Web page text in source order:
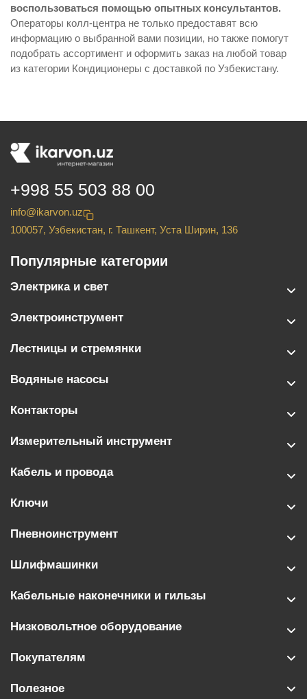
воспользоваться помощью опытных консультантов.
Операторы колл-центра не только предоставят всю
информацию о выбранной вами позиции, но также помогут
подобрать ассортимент и оформить заказ на любой товар
из категории Кондиционеры с доставкой по Узбекистану.
+998 55 503 88 00
info@ikarvon.uz
100057, Узбекистан, г. Ташкент, Уста Ширин, 136
Популярные категории
Электрика и свет
Электроинструмент
Лестницы и стремянки
Водяные насосы
Контакторы
Измерительный инструмент
Кабель и провода
Ключи
Пневноинструмент
Шлифмашинки
Кабельные наконечники и гильзы
Низковольтное оборудование
Покупателям
Полезное